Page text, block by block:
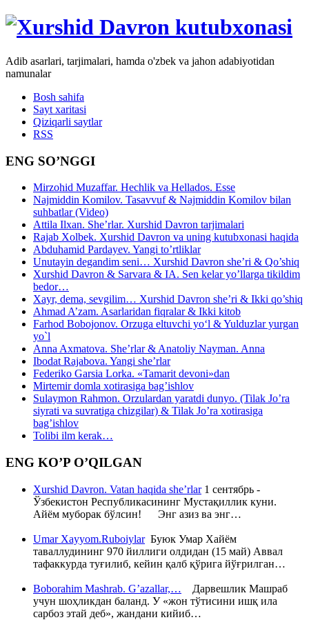
Adib asarlari, tarjimalari, hamda o'zbek va jahon adabiyotidan
namunalar
Bosh sahifa
Sayt xaritasi
Qiziqarli saytlar
RSS
ENG SO’NGGI
Mirzohid Muzaffar. Hechlik va Hellados. Esse
Najmiddin Komilov. Tasavvuf & Najmiddin Komilov bilan
suhbatlar (Video)
Attila Ilxan. She’rlar. Xurshid Davron tarjimalari
Rajab Xolbek. Xurshid Davron va uning kutubxonasi haqida
Abduhamid Pardayev. Yangi to’rtliklar
Unutayin degandim seni… Xurshid Davron she’ri & Qo’shiq
Xurshid Davron & Sarvara & IA. Sen kelar yo’llarga tikildim
bedor…
Xayr, dema, sevgilim… Xurshid Davron she’ri & Ikki qo’shiq
Ahmad A’zam. Asarlaridan fiqralar & Ikki kitob
Farhod Bobojonov. Orzuga eltuvchi yo‘l & Yulduzlar yurgan
yo`l
Anna Axmatova. She’rlar & Anatoliy Nayman. Anna
Ibodat Rajabova. Yangi she’rlar
Federiko Garsia Lorka. «Tamarit devoni»dan
Mirtemir domla xotirasiga bag’ishlov
Sulaymon Rahmon. Orzulardan yaratdi dunyo. (Tilak Jo’ra
siyrati va suvratiga chizgilar) & Tilak Jo’ra xotirasiga
bag’ishlov
Tolibi ilm kerak…
ENG KO’P O’QILGAN
Xurshid Davron. Vatan haqida she’rlar1 сентябрь -
Ўзбекистон Республикасининг Мустақиллик куни.
Айём муборак бўлсин! Энг азиз ва энг…
Umar Xayyom.RuboiylarБуюк Умар Хайём
таваллудининг 970 йиллиги олдидан (15 май) Аввал
тафаккурда туғилиб, кейин қалб қўрига йўғрилган…
Boborahim Mashrab. G’azallar,… Дарвешлик Машраб
учун шоҳликдан баланд. У «жон тўтисини ишқ ила
сарбоз этай деб», жандани кийиб…